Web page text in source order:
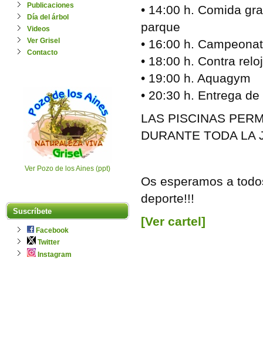
Publicaciones
Día del árbol
Videos
Ver Grisel
Contacto
Ver Pozo de los Aines (ppt)
Suscríbete
Facebook
Twitter
Instagram
• 14:00 h. Comida
parque
• 16:00 h.
• 18:00 h. Contra
• 19:00 h. Aquagym
• 20:30 h. Entrega
LAS PISCINAS
DURANTE TODA LA
Os esperamos a
deporte!!!
[Ver cartel]